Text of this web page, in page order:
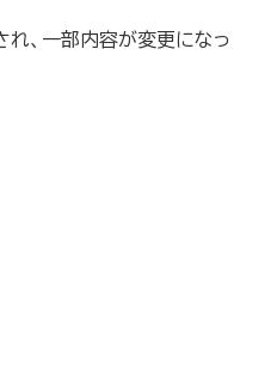
れ、一部内容が変更になっ